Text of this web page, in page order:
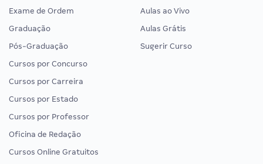
Exame de Ordem
Graduação
Pós-Graduação
Cursos por Concurso
Cursos por Carreira
Cursos por Estado
Cursos por Professor
Oficina de Redação
Cursos Online Gratuitos
Aulas ao Vivo
Aulas Grátis
Sugerir Curso